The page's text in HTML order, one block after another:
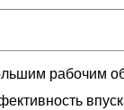
рабочим